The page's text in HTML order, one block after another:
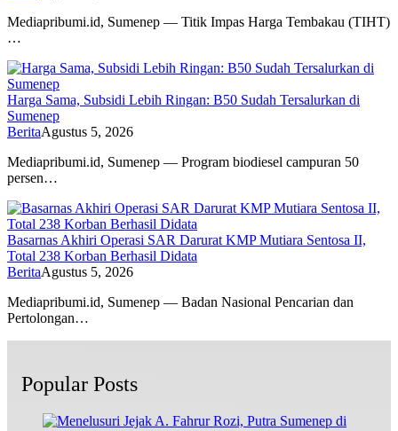
Mediapribumi.id, Sumenep — Titik Impas Harga Tembakau (TIHT)
…
Harga Sama, Subsidi Lebih Ringan: B50 Sudah Tersalurkan di
Sumenep
BeritaAgustus 5, 2026
Mediapribumi.id, Sumenep — Program biodiesel campuran 50
persen…
Basarnas Akhiri Operasi SAR Darurat KMP Mutiara Sentosa II,
Total 238 Korban Berhasil Didata
BeritaAgustus 5, 2026
Mediapribumi.id, Sumenep — Badan Nasional Pencarian dan
Pertolongan…
Popular Posts